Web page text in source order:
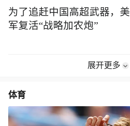
为了追赶中国高超武器，美
军复活“战略加农炮”
展开更多
体育